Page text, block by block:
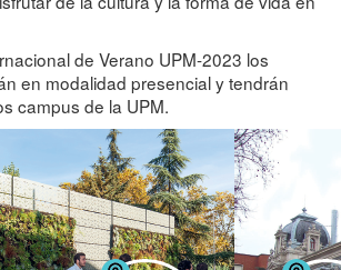
de Verano UPM-2023 los
en modalidad presencial y tendrán
campus de la UPM.